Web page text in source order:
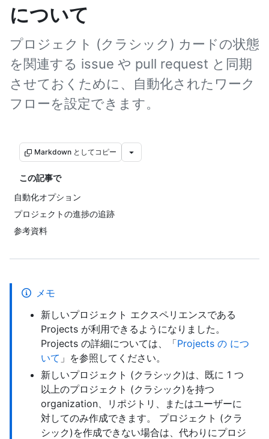
について
プロジェクト (クラシック) カードの状態
を関連する issue や pull request と同期
させておくために、自動化されたワーク
フローを設定できます。
Markdown としてコピー
この記事で
自動化オプション
プロジェクトの進捗の追跡
参考資料
メモ
新しいプロジェクト エクスペリエンスである
Projects が利用できるようになりました。
Projects の詳細については、「Projects の につ
いて 」を参照してください。
新しいプロジェクト (クラシック)は、既に 1 つ
以上のプロジェクト (クラシック)を持つ
organization、リポジトリ、またはユーザーに
対してのみ作成できます。 プロジェクト (クラ
シック)を作成できない場合は、代わりにプロジ